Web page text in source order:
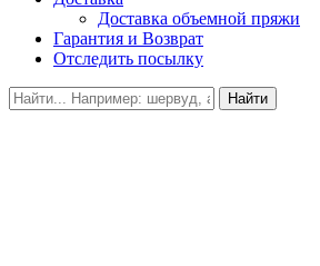
Доставка объемной пряжи
Гарантия и Возврат
Отследить посылку
Найти